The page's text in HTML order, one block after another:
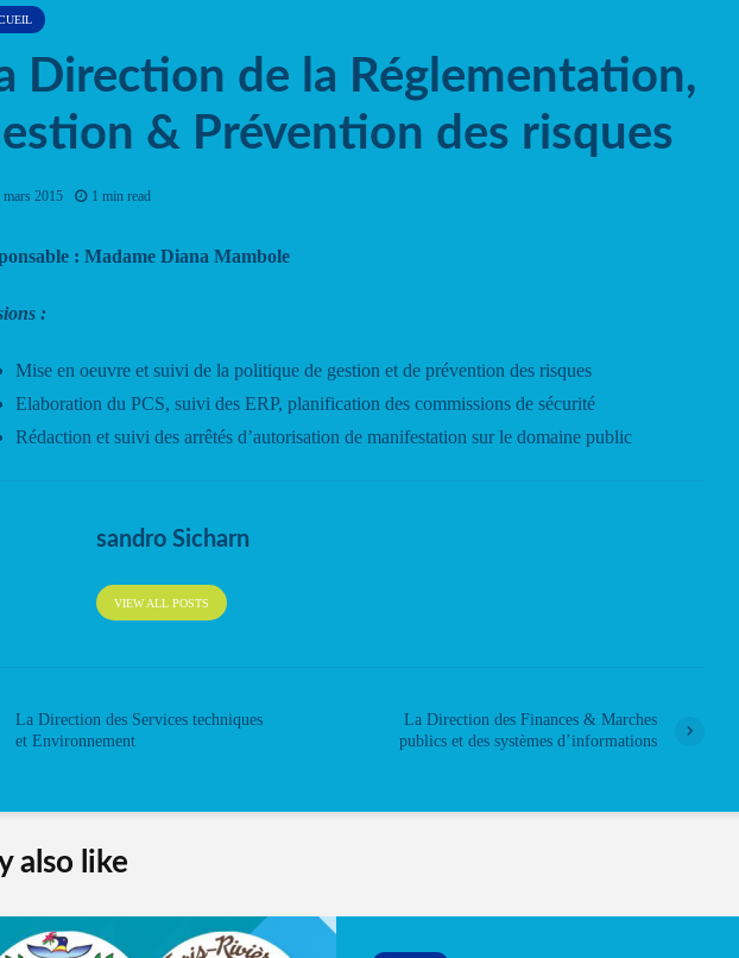
Direction de la Réglementation,
& Prévention des risques
mars 2015 1 min read
: Madame Diana Mambole
:
Mise en oeuvre et suivi de la politique de gestion et de prévention des risques
Elaboration du PCS, suivi des ERP, planification des commissions de sécurité
Rédaction et suivi des arrêtés d’autorisation de manifestation sur le domaine public
sandro Sicharn
VIEW ALL POSTS
La Direction des Services techniques
et Environnement
La Direction des Finances & Marches
publics et des systèmes d’informations
also like